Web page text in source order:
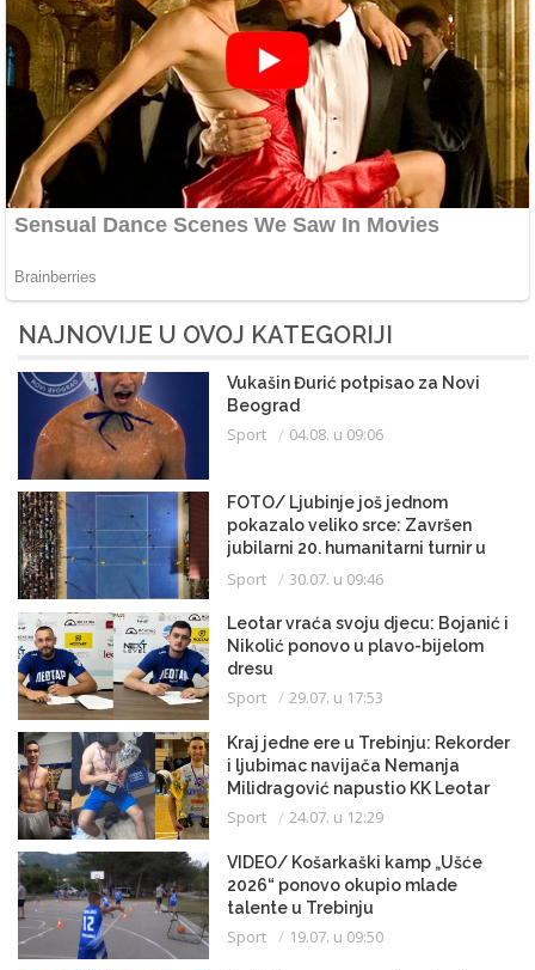
NAJNOVIJE U OVOJ KATEGORIJI
Vukašin Đurić potpisao za Novi
Beograd
Sport 04.08. u 09:06
FOTO/ Ljubinje još jednom
pokazalo veliko srce: Završen
jubilarni 20. humanitarni turnir u
malom fudbalu
Sport 30.07. u 09:46
Leotar vraća svoju djecu: Bojanić i
Nikolić ponovo u plavo-bijelom
dresu
Sport 29.07. u 17:53
Kraj jedne ere u Trebinju: Rekorder
i ljubimac navijača Nemanja
Milidragović napustio KK Leotar
Sport 24.07. u 12:29
VIDEO/ Košarkaški kamp „Ušće
2026“ ponovo okupio mlade
talente u Trebinju
Sport 19.07. u 09:50